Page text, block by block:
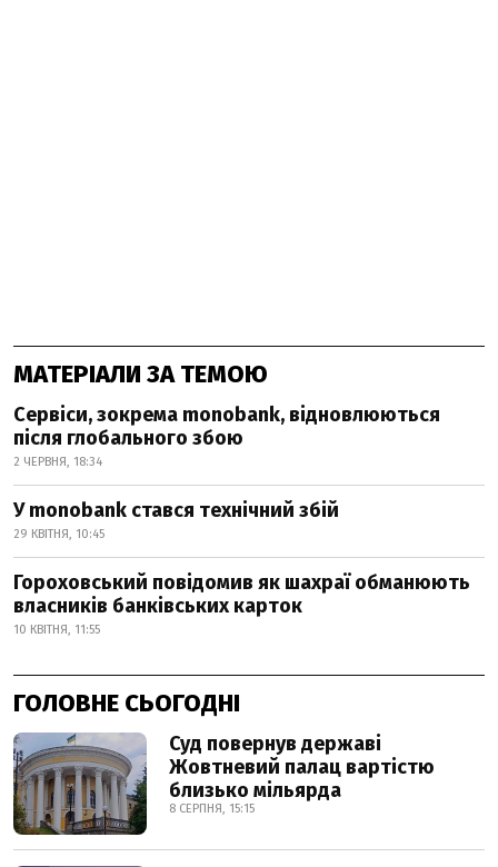
МАТЕРІАЛИ ЗА ТЕМОЮ
Сервіси, зокрема monobank, відновлюються
після глобального збою
2 ЧЕРВНЯ, 18:34
У monobank стався технічний збій
29 КВІТНЯ, 10:45
Гороховський повідомив як шахраї обманюють
власників банківських карток
10 КВІТНЯ, 11:55
ГОЛОВНЕ СЬОГОДНІ
Суд повернув державі
Жовтневий палац вартістю
близько мільярда
8 СЕРПНЯ, 15:15